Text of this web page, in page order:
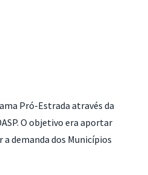
Pró-Estrada através da
O objetivo era aportar
demanda dos Municípios